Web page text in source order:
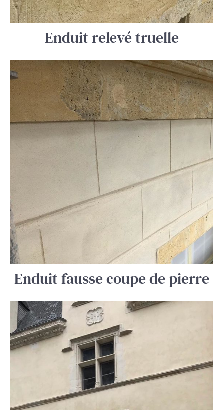
Enduit relevé truelle
Enduit fausse coupe de pierre